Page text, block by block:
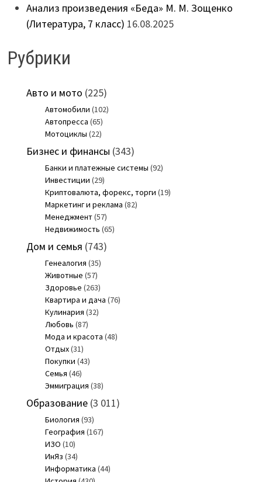
Анализ произведения «Беда» М. М. Зощенко
(Литература, 7 класс) 16.08.2025
Рубрики
Авто и мото (225)
Автомобили (102)
Автопресса (65)
Мотоциклы (22)
Бизнес и финансы (343)
Банки и платежные системы (92)
Инвестиции (29)
Криптовалюта, форекс, торги (19)
Маркетинг и реклама (82)
Менеджмент(57)
Недвижимость (65)
Дом и семья (743)
Генеалогия (35)
Животные (57)
Здоровье (263)
Квартира и дача (76)
Кулинария (32)
Любовь (87)
Мода и красота (48)
Отдых(31)
Покупки (43)
Семья (46)
Эммиграция (38)
Образование(3 011)
Биология (93)
География (167)
ИЗО (10)
ИнЯз (34)
Информатика (44)